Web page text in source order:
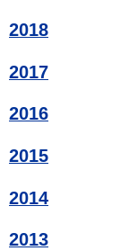
2018
2017
2016
2015
2014
2013